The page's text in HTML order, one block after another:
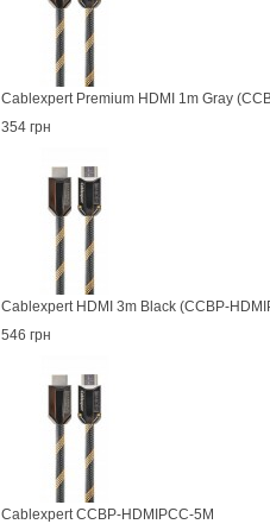
Cablexpert Premium HDMI 1m Gray
354 грн
Cablexpert HDMI 3m Black (CCBP-
546 грн
Cablexpert CCBP-HDMIPCC-5M